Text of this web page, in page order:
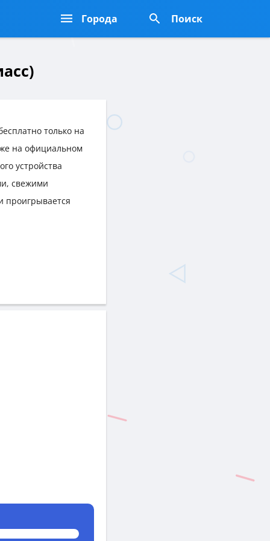
Города Поиск
только на
на официальном
устройства
свежими
проигрывается